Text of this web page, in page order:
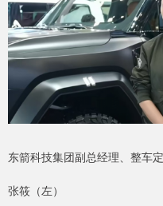
东箭科技集团副总经理、整车
张筱（左）